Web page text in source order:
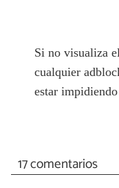
Si no visualiza
cualquier
estar
17 comentarios